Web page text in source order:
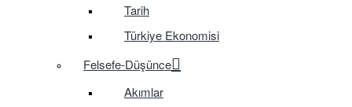
Tarih
Türkiye Ekonomisi
Felsefe-Düşünce
Akımlar